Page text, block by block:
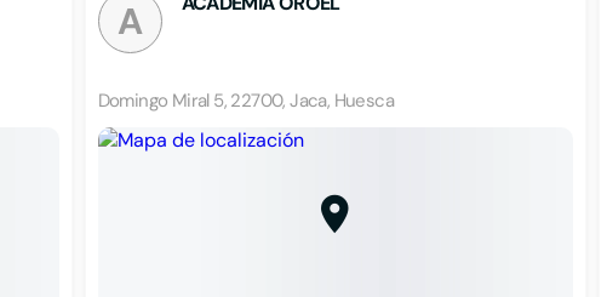
A
Domingo Miral 5, 22700, Jaca, Huesca